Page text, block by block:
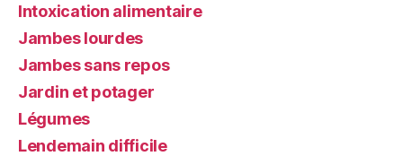
Intoxication alimentaire
Jambes lourdes
Jambes sans repos
Jardin et potager
Légumes
Lendemain difficile